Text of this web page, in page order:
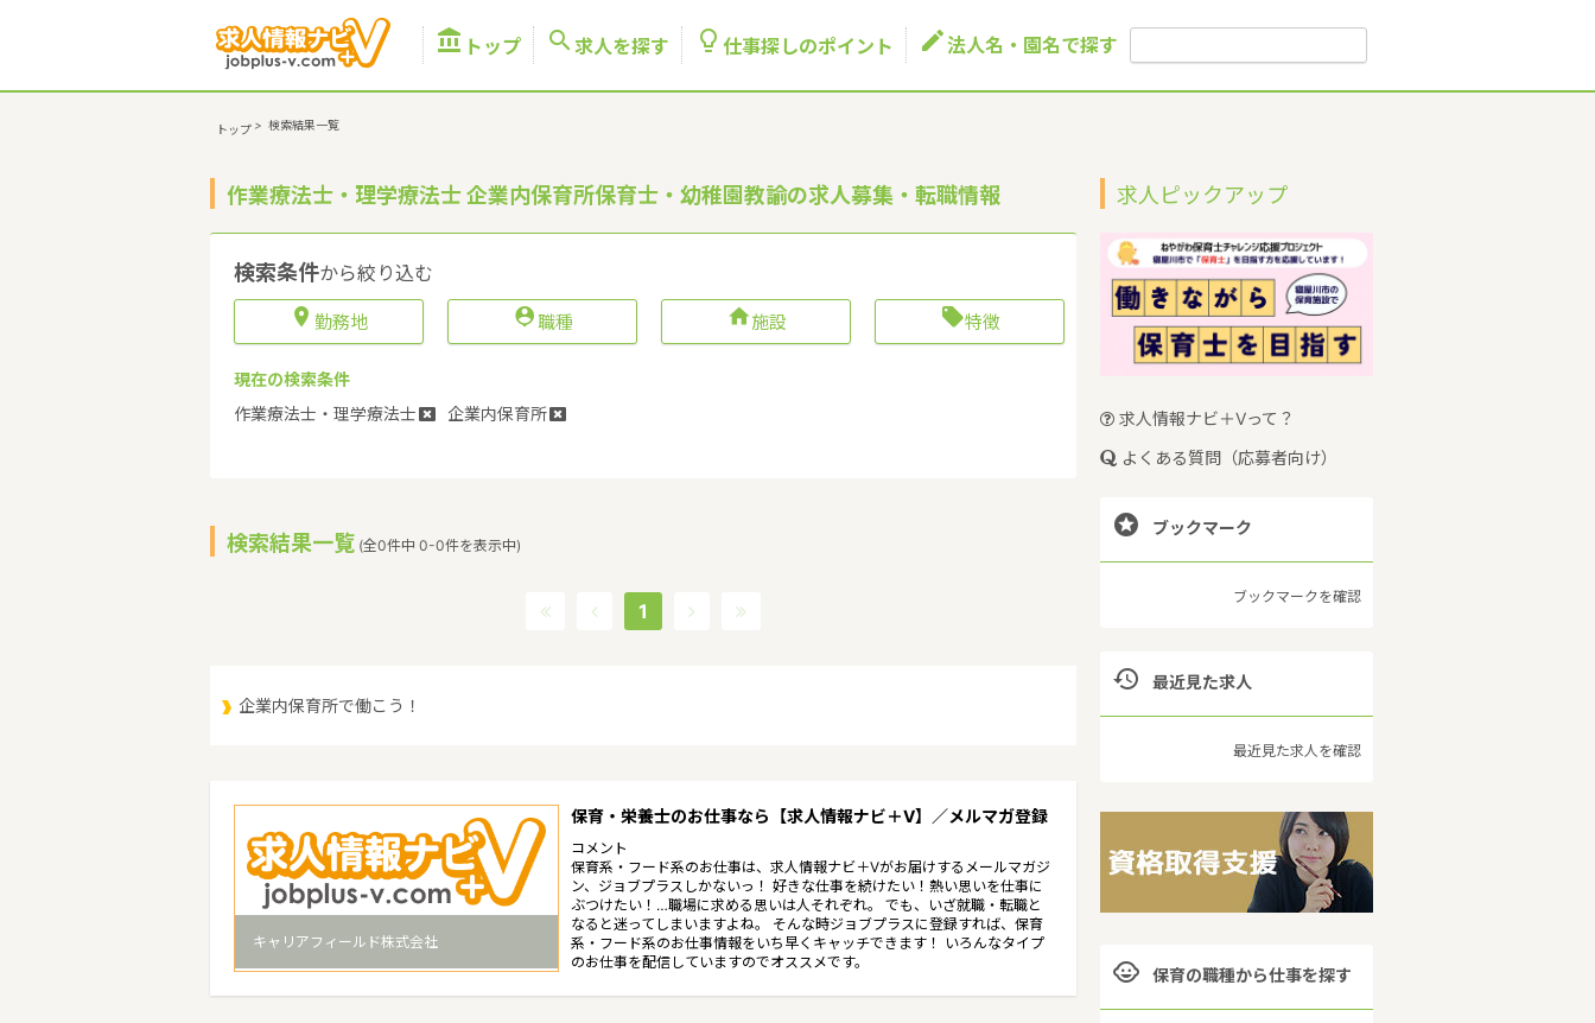
 トップ  求人を探す  仕事探しのポイント 法人名・園名で探す
トップ > 検索結果一覧
作業療法士・理学療法士 企業内保育所保育士・幼稚園教諭の求人募集・転職情報
検索条件から絞り込む
 勤務地 職種 施設 特徴
現在の検索条件
作業療法士・理学療法士
企業内保育所
検索結果一覧 (全0件中 0-0件を表示中)
1
企業内保育所で働こう！
キャリアフィールド株式会社
保育・栄養士のお仕事なら【求人情報ナビ＋V】／メルマガ登録
コメント
保育系・フード系のお仕事は、求人情報ナビ＋Vがお届けするメールマガジ
ン、ジョブプラスしかないっ！ 好きな仕事を続けたい！熱い思いを仕事に
ぶつけたい！…職場に求める思いは人それぞれ。 でも、いざ就職・転職と
なると迷ってしまいますよね。 そんな時ジョブプラスに登録すれば、保育
系・フード系のお仕事情報をいち早くキャッチできます！ いろんなタイプ
のお仕事を配信していますのでオススメです。
求人ピックアップ
求人情報ナビ＋Vって？
よくある質問（応募者向け）
 ブックマーク
ブックマークを確認
 最近見た求人
最近見た求人を確認
 保育の職種から仕事を探す